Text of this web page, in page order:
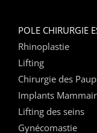
POLE CHIRURGIE
Rhinoplastie
Lifting
Chirurgie des
Implants
Lifting des seins
Gynécomastie